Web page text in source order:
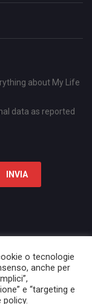
about My Life
data as reported
o tecnologie
anche per
e “targeting e